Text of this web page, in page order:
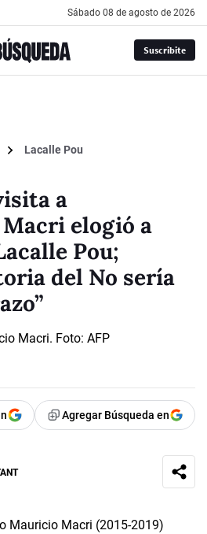
sábado 08 de agosto de 2026
Suscribite
Lacalle Pou
a
elogió a
Pou;
del No sería
Agregar Búsqueda en
Mauricio Macri (2015-2019)